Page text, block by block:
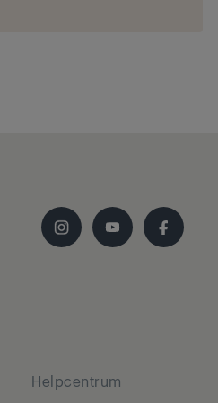
Helpcentrum